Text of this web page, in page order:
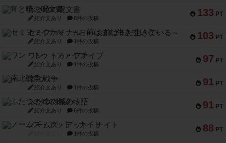
133 PT
宵と暁の呪文書
紹介文あり 8件の投稿
103 PT
セミファイナル ～お前はまだ生きている～
紹介文あり 1件の投稿
97 PT
ワン・トゥ・ファイブ
紹介文あり 1件の投稿
91 PT
南北戦争
紹介文あり 1件の投稿
91 PT
ふたつの城の物語
紹介文あり 6件の投稿
88 PT
ノームズ・アット・ナイト
1件の投稿